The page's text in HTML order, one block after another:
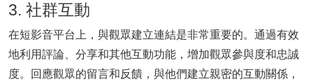
3. 社群互動
在短影音平台上，與觀眾建立連結是非常重要的。通過有效
地利用評論、分享和其他互動功能，增加觀眾參與度和忠誠
度。回應觀眾的留言和反饋，與他們建立親密的互動關係，